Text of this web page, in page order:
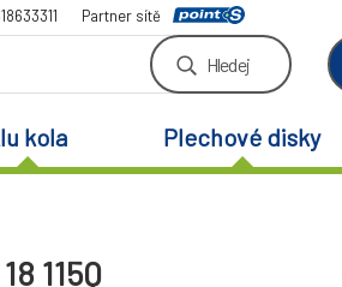
Partner sítě
Hledej
kola Plechové disky
115Q